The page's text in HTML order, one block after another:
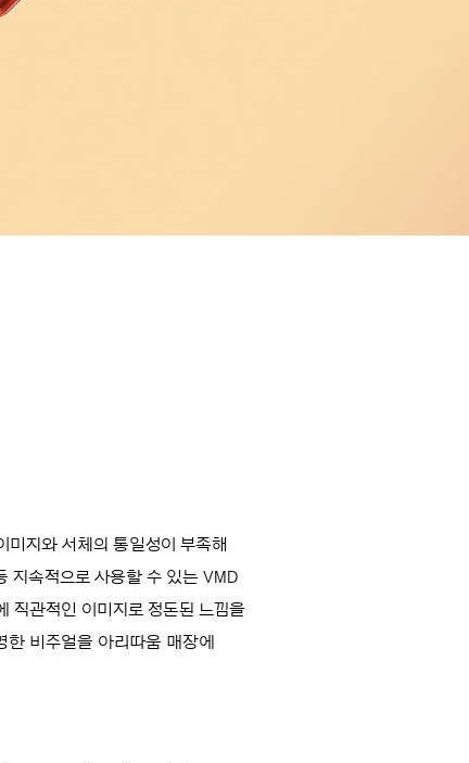
지와 서체의 통일성이 부족해
지속적으로 사용할 수 있는 VMD
직관적인 이미지로 정돈된 느낌을
비주얼을 아리따움 매장에